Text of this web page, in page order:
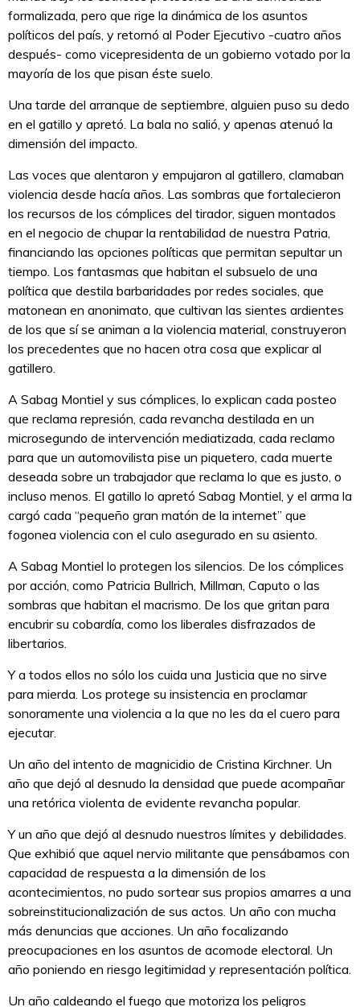
formalizada, pero que rige la dinámica de los asuntos
políticos del país, y retornó al Poder Ejecutivo -cuatro años
después- como vicepresidenta de un gobierno votado por la
mayoría de los que pisan éste suelo.
Una tarde del arranque de septiembre, alguien puso su dedo
en el gatillo y apretó. La bala no salió, y apenas atenuó la
dimensión del impacto.
Las voces que alentaron y empujaron al gatillero, clamaban
violencia desde hacía años. Las sombras que fortalecieron
los recursos de los cómplices del tirador, siguen montados
en el negocio de chupar la rentabilidad de nuestra Patria,
financiando las opciones políticas que permitan sepultar un
tiempo. Los fantasmas que habitan el subsuelo de una
política que destila barbaridades por redes sociales, que
matonean en anonimato, que cultivan las sientes ardientes
de los que sí se animan a la violencia material, construyeron
los precedentes que no hacen otra cosa que explicar al
gatillero.
A Sabag Montiel y sus cómplices, lo explican cada posteo
que reclama represión, cada revancha destilada en un
microsegundo de intervención mediatizada, cada reclamo
para que un automovilista pise un piquetero, cada muerte
deseada sobre un trabajador que reclama lo que es justo, o
incluso menos. El gatillo lo apretó Sabag Montiel, y el arma la
cargó cada “pequeño gran matón de la internet” que
fogonea violencia con el culo asegurado en su asiento.
A Sabag Montiel lo protegen los silencios. De los cómplices
por acción, como Patricia Bullrich, Millman, Caputo o las
sombras que habitan el macrismo. De los que gritan para
encubrir su cobardía, como los liberales disfrazados de
libertarios.
Y a todos ellos no sólo los cuida una Justicia que no sirve
para mierda. Los protege su insistencia en proclamar
sonoramente una violencia a la que no les da el cuero para
ejecutar.
Un año del intento de magnicidio de Cristina Kirchner. Un
año que dejó al desnudo la densidad que puede acompañar
una retórica violenta de evidente revancha popular.
Y un año que dejó al desnudo nuestros límites y debilidades.
Que exhibió que aquel nervio militante que pensábamos con
capacidad de respuesta a la dimensión de los
acontecimientos, no pudo sortear sus propios amarres a una
sobreinstitucionalización de sus actos. Un año con mucha
más denuncias que acciones. Un año focalizando
preocupaciones en los asuntos de acomode electoral. Un
año poniendo en riesgo legitimidad y representación política.
Un año caldeando el fuego que motoriza los peligros